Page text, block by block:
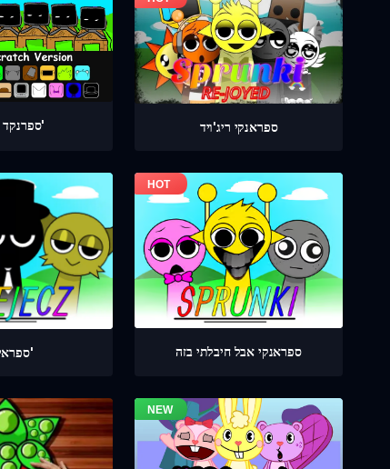
ספרנקד סקרץ' ספראנקי ריג'ויד
ספראיקצ' ספראנקי אבל חיבלתי בזה